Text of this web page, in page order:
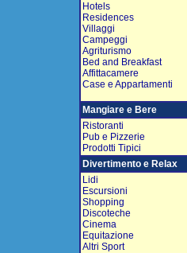
Hotels
Residences
Villaggi
Campeggi
Agriturismo
Bed and Breakfast
Affittacamere
Case e Appartamenti
Mangiare e Bere
Ristoranti
Pub e Pizzerie
Prodotti Tipici
Divertimento e Relax
Lidi
Escursioni
Shopping
Discoteche
Cinema
Equitazione
Altri Sport